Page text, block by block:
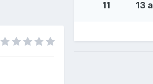
11 13 a